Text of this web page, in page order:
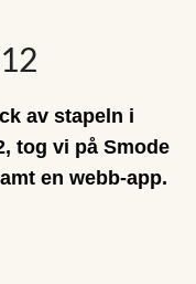
av stapeln i
tog vi på Smode
en webb-app.